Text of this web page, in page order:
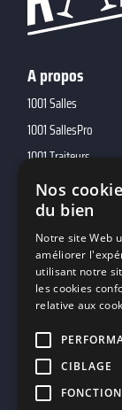
A propos
1001 Salles
1001 SallesPro
1001 Traiteurs
1001 DJ
10h01
MP2
Contacts
11 rue Maurice
94200 Ivry-sur-Seine
Nos
du bien
Notre site Web
améliorer
utilisant notre
les cookies
relative aux
CIBLAGE